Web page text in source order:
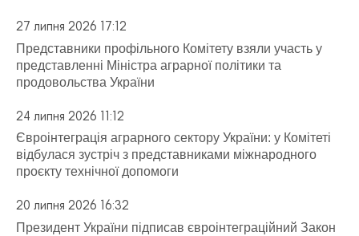
27 липня 2026 17:12
Представники профільного Комітету взяли участь у
представленні Міністра аграрної політики та
продовольства України
24 липня 2026 11:12
Євроінтеграція аграрного сектору України: у Комітеті
відбулася зустріч з представниками міжнародного
проєкту технічної допомоги
20 липня 2026 16:32
Президент України підписав євроінтеграційний Закон